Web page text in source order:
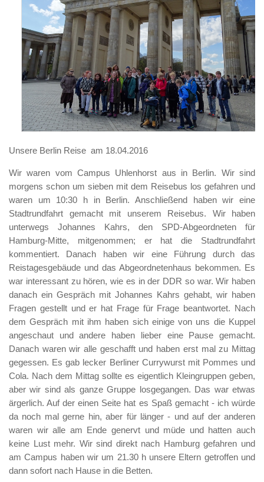
Unsere Berlin Reise am 18.04.2016
Wir waren vom Campus Uhlenhorst aus in Berlin. Wir sind
morgens schon um sieben mit dem Reisebus los gefahren und
waren um 10:30 h in Berlin. Anschließend haben wir eine
Stadtrundfahrt gemacht mit unserem Reisebus. Wir haben
unterwegs Johannes Kahrs, den SPD-Abgeordneten für
Hamburg-Mitte, mitgenommen; er hat die Stadtrundfahrt
kommentiert. Danach haben wir eine Führung durch das
Reistagesgebäude und das Abgeordnetenhaus bekommen. Es
war interessant zu hören, wie es in der DDR so war. Wir haben
danach ein Gespräch mit Johannes Kahrs gehabt, wir haben
Fragen gestellt und er hat Frage für Frage beantwortet. Nach
dem Gespräch mit ihm haben sich einige von uns die Kuppel
angeschaut und andere haben lieber eine Pause gemacht.
Danach waren wir alle geschafft und haben erst mal zu Mittag
gegessen. Es gab lecker Berliner Currywurst mit Pommes und
Cola. Nach dem Mittag sollte es eigentlich Kleingruppen geben,
aber wir sind als ganze Gruppe losgegangen. Das war etwas
ärgerlich. Auf der einen Seite hat es Spaß gemacht - ich würde
da noch mal gerne hin, aber für länger - und auf der anderen
waren wir alle am Ende genervt und müde und hatten auch
keine Lust mehr. Wir sind direkt nach Hamburg gefahren und
am Campus haben wir um 21.30 h unsere Eltern getroffen und
dann sofort nach Hause in die Betten.